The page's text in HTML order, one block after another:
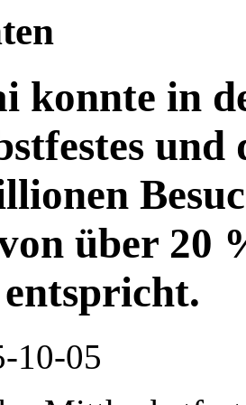
konnte in
und
über 20
10-05